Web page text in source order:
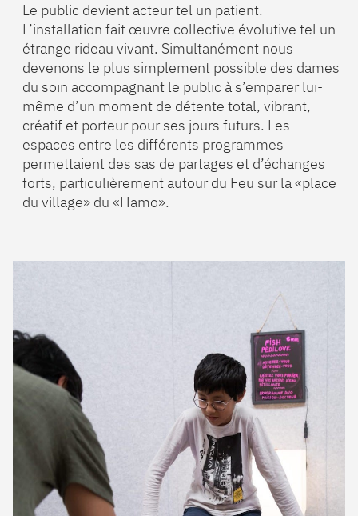
Le public devient acteur tel un patient.
L’installation fait œuvre collective évolutive tel un
étrange rideau vivant. Simultanément nous
devenons le plus simplement possible des dames
du soin accompagnant le public à s’emparer lui-
même d’un moment de détente total, vibrant,
créatif et porteur pour ses jours futurs. Les
espaces entre les différents programmes
permettaient des sas de partages et d’échanges
forts, particulièrement autour du Feu sur la «place
du village» du «Hamo».